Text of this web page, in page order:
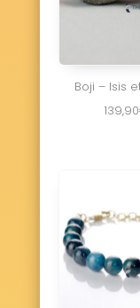
Boji – Isis
139,90